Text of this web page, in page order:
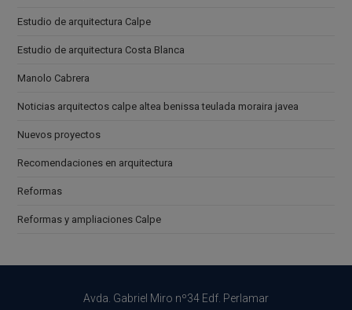
Estudio de arquitectura Calpe
Estudio de arquitectura Costa Blanca
Manolo Cabrera
Noticias arquitectos calpe altea benissa teulada moraira javea
Nuevos proyectos
Recomendaciones en arquitectura
Reformas
Reformas y ampliaciones Calpe
Avda. Gabriel Miro nº34 Edf. Perlamar